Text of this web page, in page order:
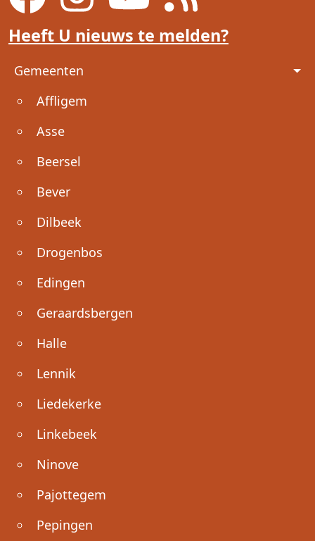
Heeft U nieuws te melden?
Voet
Gemeenten
Affligem
Asse
Beersel
Bever
Dilbeek
Drogenbos
Edingen
Geraardsbergen
Halle
Lennik
Liedekerke
Linkebeek
Ninove
Pajottegem
Pepingen